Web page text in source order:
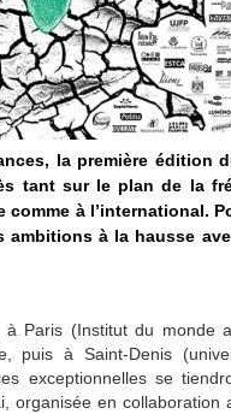
la première édition
tant sur le plan de la
à l’international.
à la hausse
Paris (Institut du monde
puis à Saint-Denis
exceptionnelles se
organisée en collaboration